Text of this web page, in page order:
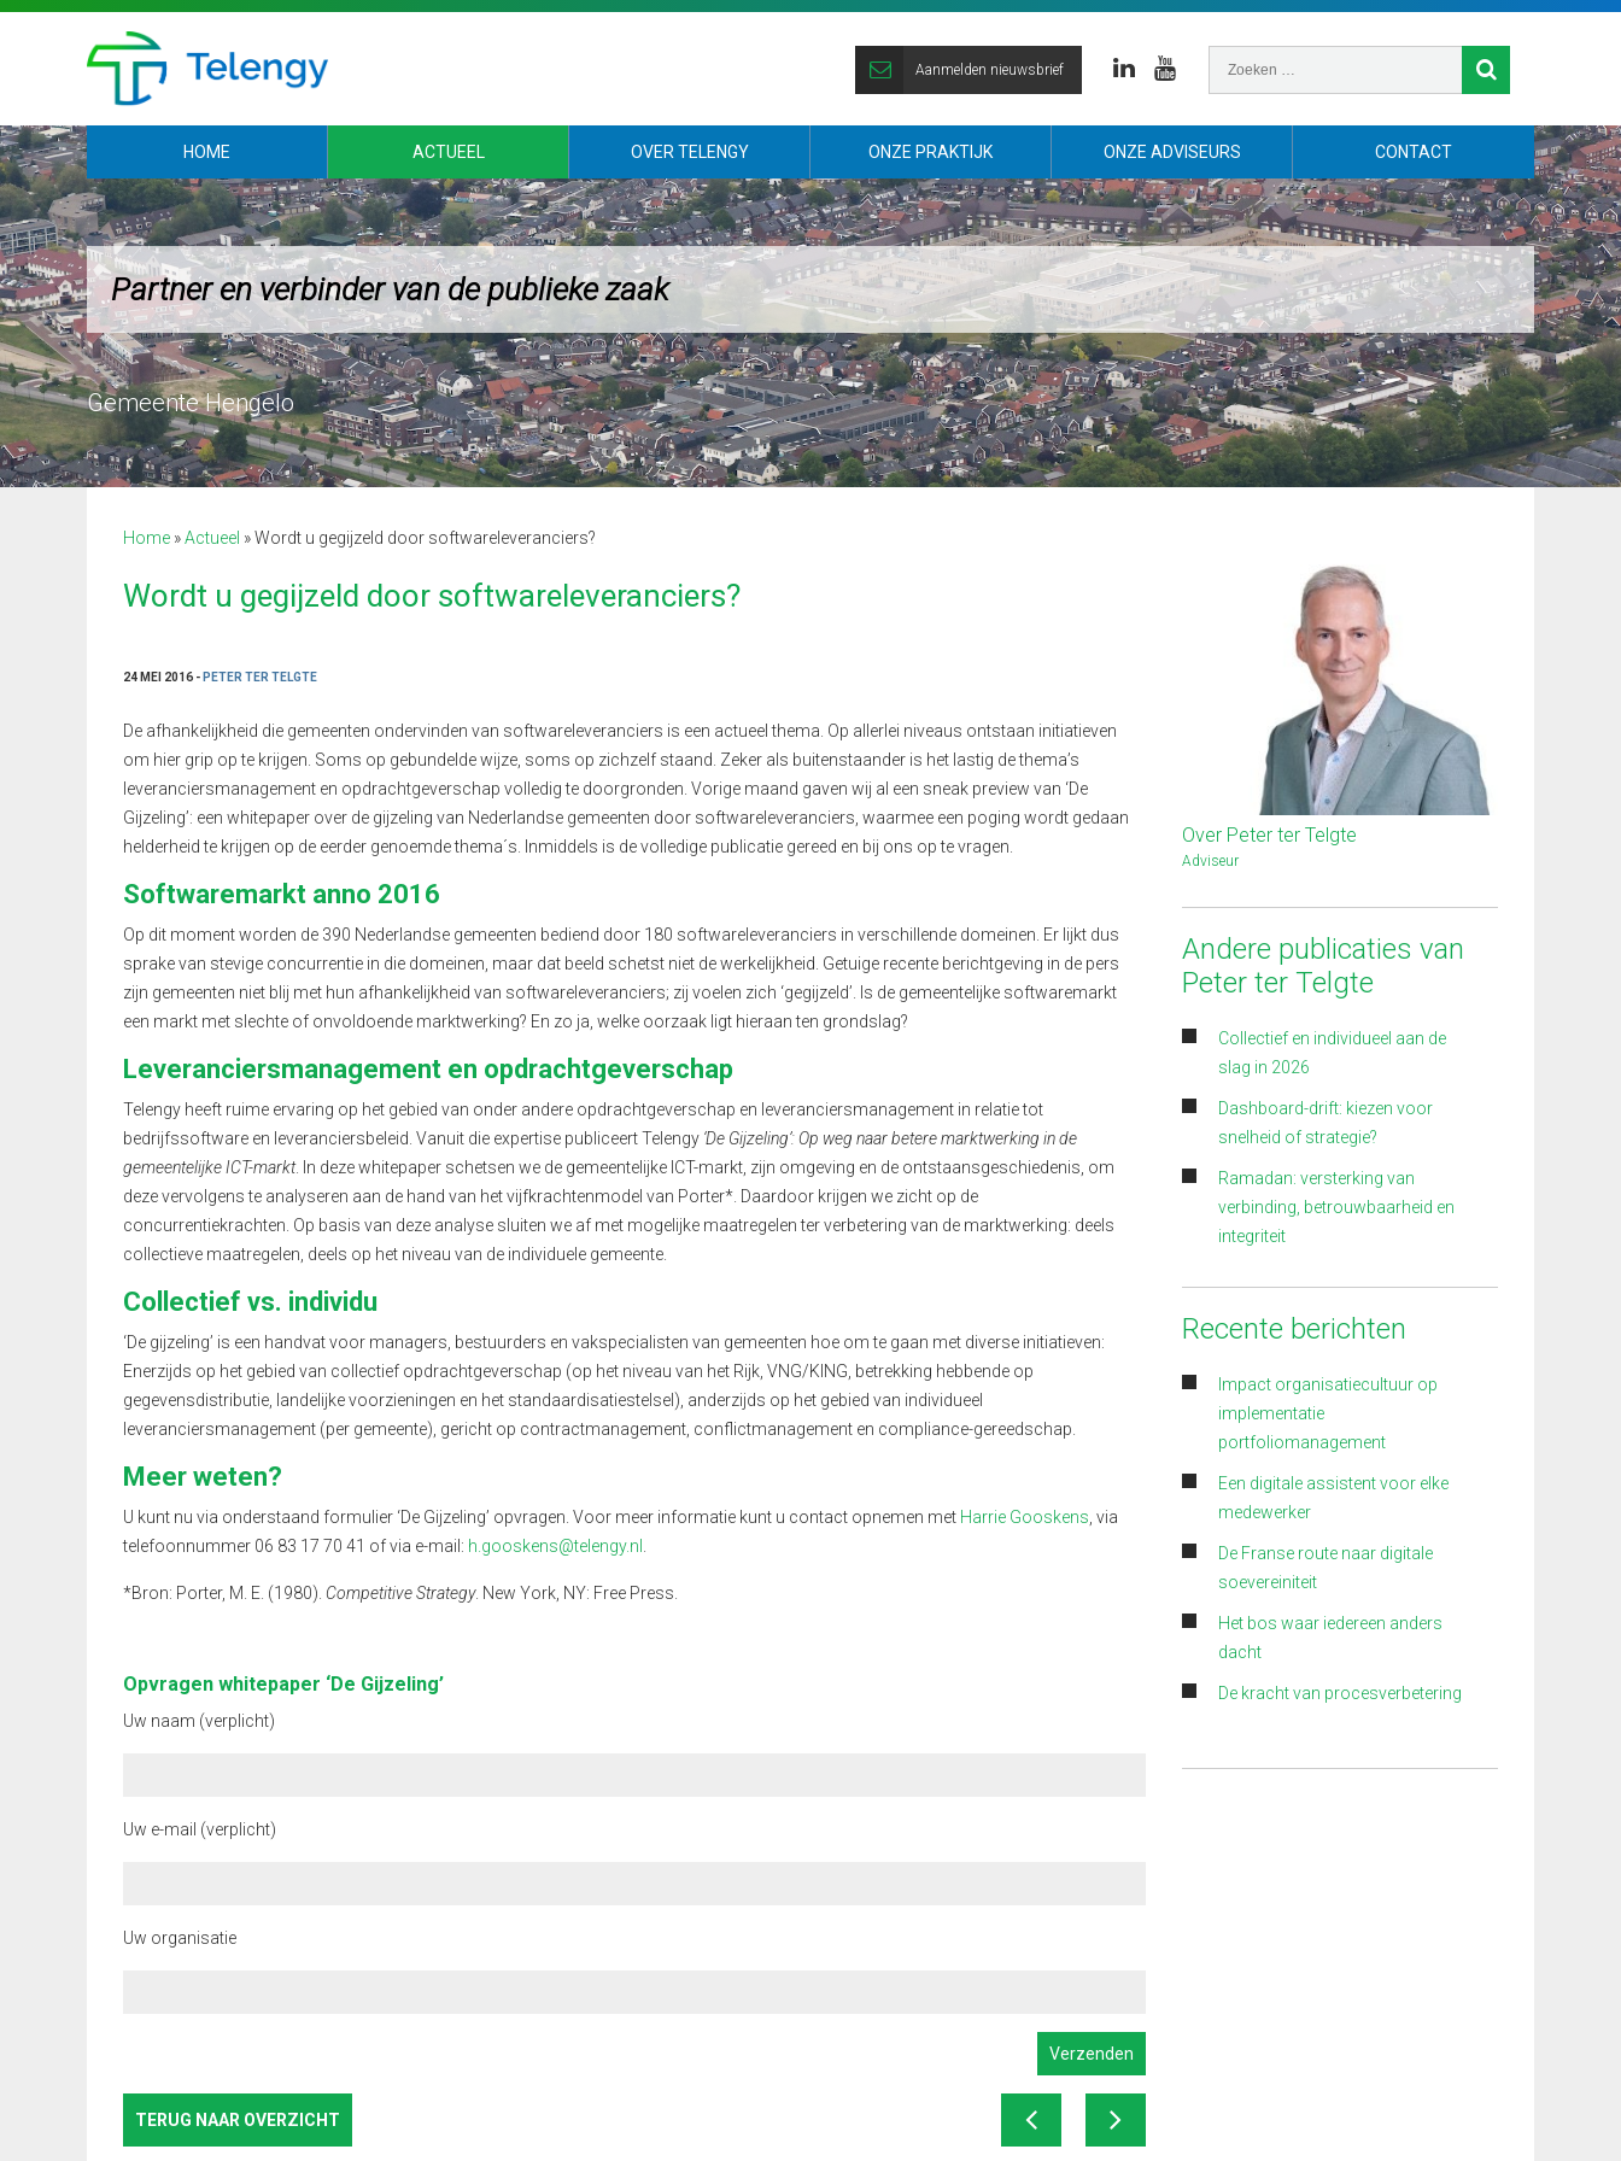
Aanmelden nieuwsbrief
HOME ACTUEEL OVER TELENGY ONZE PRAKTIJK ONZE ADVISEURS CONTACT
Partner en verbinder van de publieke zaak
Gemeente Hengelo
Home »Actueel »Wordt u gegijzeld door softwareleveranciers?
Wordt u gegijzeld door softwareleveranciers?
24 MEI 2016 - PETER TER TELGTE
De afhankelijkheid die gemeenten ondervinden van softwareleveranciers is een actueel thema. Op allerlei niveaus ontstaan initiatieven
om hier grip op te krijgen. Soms op gebundelde wijze, soms op zichzelf staand. Zeker als buitenstaander is het lastig de thema’s
leveranciersmanagement en opdrachtgeverschap volledig te doorgronden. Vorige maand gaven wij al een sneak preview van ‘De
Gijzeling’: een whitepaper over de gijzeling van Nederlandse gemeenten door softwareleveranciers, waarmee een poging wordt gedaan
helderheid te krijgen op de eerder genoemde thema´s. Inmiddels is de volledige publicatie gereed en bij ons op te vragen.
Softwaremarkt anno 2016
Op dit moment worden de 390 Nederlandse gemeenten bediend door 180 softwareleveranciers in verschillende domeinen. Er lijkt dus
sprake van stevige concurrentie in die domeinen, maar dat beeld schetst niet de werkelijkheid. Getuige recente berichtgeving in de pers
zijn gemeenten niet blij met hun afhankelijkheid van softwareleveranciers; zij voelen zich ‘gegijzeld’. Is de gemeentelijke softwaremarkt
een markt met slechte of onvoldoende marktwerking? En zo ja, welke oorzaak ligt hieraan ten grondslag?
Leveranciersmanagement en opdrachtgeverschap
Telengy heeft ruime ervaring op het gebied van onder andere opdrachtgeverschap en leveranciersmanagement in relatie tot
bedrijfssoftware en leveranciersbeleid. Vanuit die expertise publiceert Telengy ‘De Gijzeling’: Op weg naar betere marktwerking in de
gemeentelijke ICT-markt. In deze whitepaper schetsen we de gemeentelijke ICT-markt, zijn omgeving en de ontstaansgeschiedenis, om
deze vervolgens te analyseren aan de hand van het vijfkrachtenmodel van Porter*. Daardoor krijgen we zicht op de
concurrentiekrachten. Op basis van deze analyse sluiten we af met mogelijke maatregelen ter verbetering van de marktwerking: deels
collectieve maatregelen, deels op het niveau van de individuele gemeente.
Collectief vs. individu
‘De gijzeling’ is een handvat voor managers, bestuurders en vakspecialisten van gemeenten hoe om te gaan met diverse initiatieven:
Enerzijds op het gebied van collectief opdrachtgeverschap (op het niveau van het Rijk, VNG/KING, betrekking hebbende op
gegevensdistributie, landelijke voorzieningen en het standaardisatiestelsel), anderzijds op het gebied van individueel
leveranciersmanagement (per gemeente), gericht op contractmanagement, conflictmanagement en compliance-gereedschap.
Meer weten?
U kunt nu via onderstaand formulier ‘De Gijzeling’ opvragen. Voor meer informatie kunt u contact opnemen met Harrie Gooskens, via
telefoonnummer 06 83 17 70 41 of via e-mail: h.gooskens@telengy.nl .
*Bron: Porter, M. E. (1980). Competitive Strategy. New York, NY: Free Press.
Opvragen whitepaper ‘De Gijzeling’
Uw naam (verplicht)
Uw e-mail (verplicht)
Uw organisatie
TERUG NAAR OVERZICHT
Over Peter ter Telgte
Adviseur
Andere publicaties van
Peter ter Telgte
Collectief en individueel aan de
slag in 2026
Dashboard-drift: kiezen voor
snelheid of strategie?
Ramadan: versterking van
verbinding, betrouwbaarheid en
integriteit
Recente berichten
Impact organisatiecultuur op
implementatie
portfoliomanagement
Een digitale assistent voor elke
medewerker
De Franse route naar digitale
soevereiniteit
Het bos waar iedereen anders
dacht
De kracht van procesverbetering